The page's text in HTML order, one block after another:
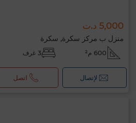
5,000 د.ت
منزل ب مركز سكرة, سكرة
600 م² 3 غرف
لإتصال اتصل